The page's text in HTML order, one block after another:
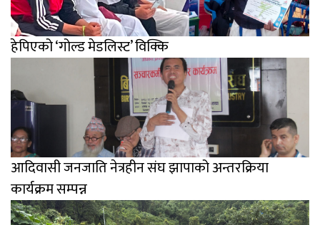
हेपिएको ‘गोल्ड मेडलिस्ट’ विक्कि
आदिवासी जनजाति नेत्रहीन संघ झापाको अन्तरक्रिया
कार्यक्रम सम्पन्न